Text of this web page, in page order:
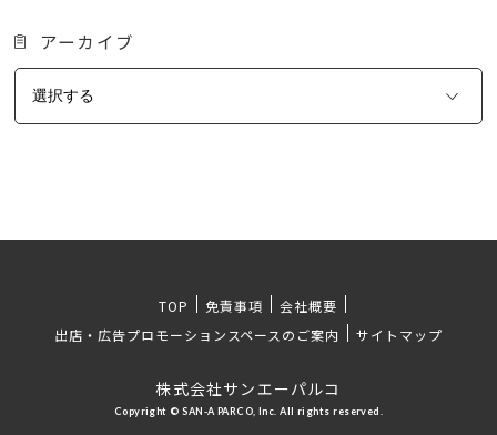
アーカイブ
TOP 免責事項
会社概要
出店・広告プロモーションスペースのご案内
サイトマップ
株式会社サンエーパルコ
Copyright © SAN-A PARCO, Inc. All rights reserved.